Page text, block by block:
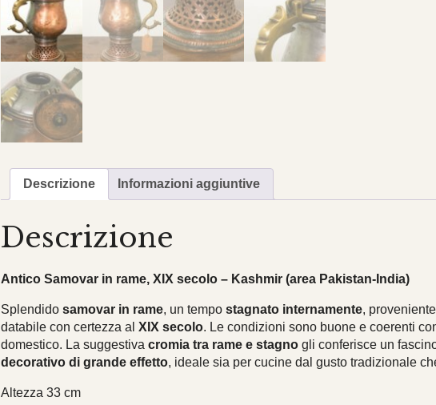
Descrizione Informazioni aggiuntive
Descrizione
Antico Samovar in rame, XIX secolo – Kashmir (area Pakistan-India)
Splendidosamovar in rame, un tempostagnato internamente,
databile con certezza alXIX secolo. Le condizioni sono buone e coerenti
domestico. La suggestivacromia tra rame e stagno gli conferisce un
decorativo di grande effetto, ideale sia per cucine dal gusto tradizionale
Altezza 33 cm